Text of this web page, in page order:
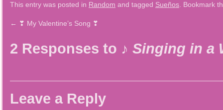
This entry was posted in Random and tagged Sueños . Bookmark
← ❣ My Valentine’s Song ❣
2 Responses to ♪ Singing in a
Leave a Reply